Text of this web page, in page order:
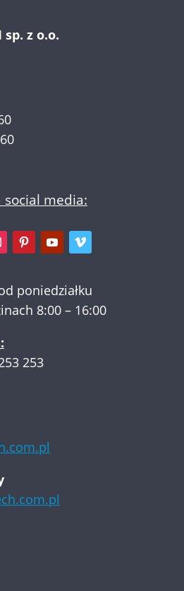
sp. z o.o.
media:
poniedziałku
8:00 – 16:00
253